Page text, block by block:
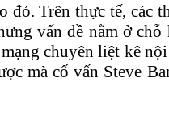
đó. Trên thực tế, các
vấn đề nằm ở
chuyên liệt kê
mà cố vấn Steve